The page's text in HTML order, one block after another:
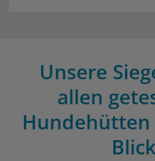
Unsere
allen